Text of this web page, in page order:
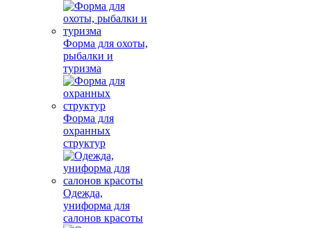
Форма для охоты,
рыбалки и
туризма
Форма для
охранных
структур
Одежда,
униформа для
салонов красоты